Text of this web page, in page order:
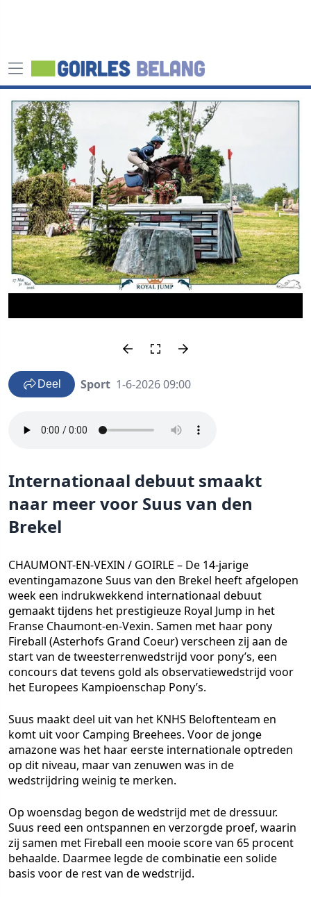
Deel Sport 1-6-2026 09:00
Internationaal debuut smaakt
naar meer voor Suus van den
Brekel
CHAUMONT-EN-VEXIN / GOIRLE – De 14-jarige
eventingamazone Suus van den Brekel heeft afgelopen
week een indrukwekkend internationaal debuut
gemaakt tijdens het prestigieuze Royal Jump in het
Franse Chaumont-en-Vexin. Samen met haar pony
Fireball (Asterhofs Grand Coeur) verscheen zij aan de
start van de tweesterrenwedstrijd voor pony’s, een
concours dat tevens gold als observatiewedstrijd voor
het Europees Kampioenschap Pony’s.
Suus maakt deel uit van het KNHS Beloftenteam en
komt uit voor Camping Breehees. Voor de jonge
amazone was het haar eerste internationale optreden
op dit niveau, maar van zenuwen was in de
wedstrijdring weinig te merken.
Op woensdag begon de wedstrijd met de dressuur.
Suus reed een ontspannen en verzorgde proef, waarin
zij samen met Fireball een mooie score van 65 procent
behaalde. Daarmee legde de combinatie een solide
basis voor de rest van de wedstrijd.